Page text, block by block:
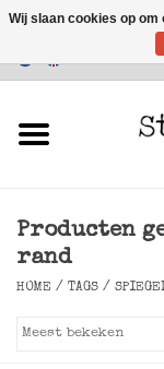
Verlichting
Accessoires
Producten
rand
HOME / TAGS /
Wij slaan cookies op